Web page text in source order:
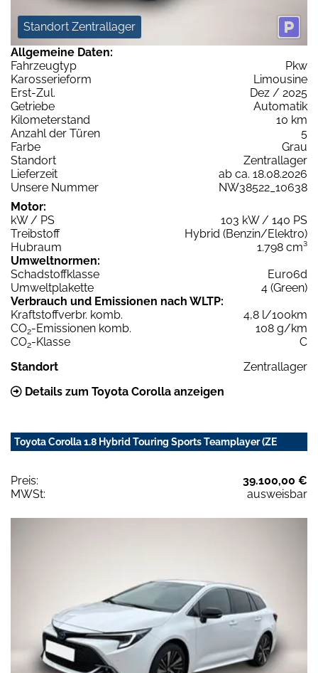
Standort Zentrallager
Allgemeine Daten:
Fahrzeugtyp
Pkw
Karosserieform
Limousine
Erst-Zul.
Dez / 2025
Getriebe
Automatik
Kilometerstand
10 km
Anzahl der Türen
5
Farbe
Grau
Standort
Zentrallager
Lieferzeit
ab ca. 18.08.2026
Unsere Nummer
NW38522_10638
Motor:
kW / PS
103 kW / 140 PS
Treibstoff
Hybrid (Benzin/Elektro)
Hubraum
1.798 cm³
Umweltnormen:
Schadstoffklasse
Euro6d
Umweltplakette
4 (Green)
Verbrauch und Emissionen nach WLTP:
Kraftstoffverbr. komb.
4,8 l/100km
CO2-Emissionen komb.
108 g/km
CO2-Klasse
C
Standort
Zentrallager
Details zum Toyota Corolla anzeigen
Toyota Corolla 1.8 Hybrid Touring Sports Teamplayer (ZE
Preis:
39.100,00 €
MWSt:
ausweisbar